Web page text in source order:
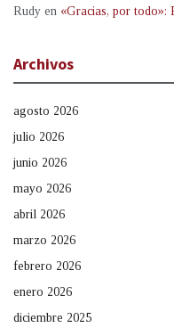
Rudy en «Gracias, por todo»:
Archivos
agosto 2026
julio 2026
junio 2026
mayo 2026
abril 2026
marzo 2026
febrero 2026
enero 2026
diciembre 2025